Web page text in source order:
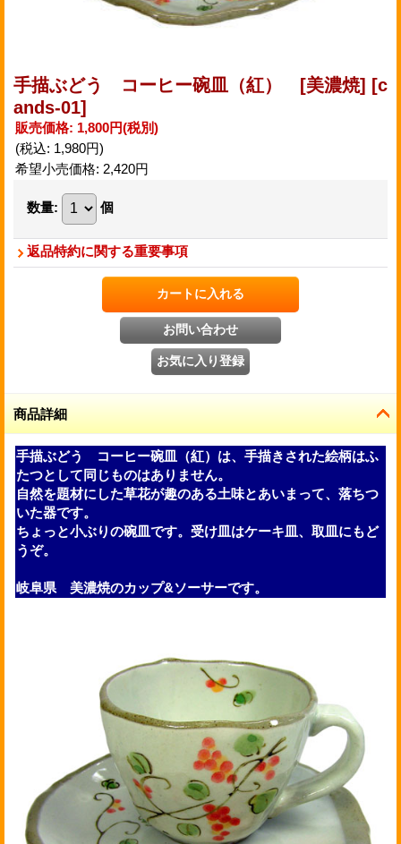
手描ぶどう コーヒー碗皿（紅） [美濃焼] [c
ands-01]
販売価格: 1,800円(税別)
(税込: 1,980円)
希望小売価格: 2,420円
数量: 個
返品特約に関する重要事項
商品詳細
手描ぶどう コーヒー碗皿（紅）は、手描きされた絵柄はふ
たつとして同じものはありません。
自然を題材にした草花が趣のある土味とあいまって、落ちつ
いた器です。
ちょっと小ぶりの碗皿です。受け皿はケーキ皿、取皿にもど
うぞ。
岐阜県 美濃焼のカップ&ソーサーです。